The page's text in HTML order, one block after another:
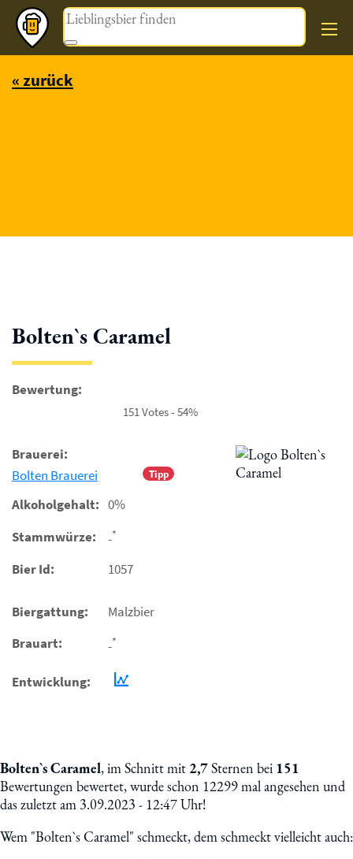
Magazin
« zurück
Bolten`s Caramel
Bewertung:
151 Votes - 54%
Brauerei:
Tipp
Bolten Brauerei
Alkoholgehalt: 0%
Stammwürze:
-*
Bier Id: 1057
Biergattung:
Malzbier
Brauart:
-*
Entwicklung:
Bolten`s Caramel, im Schnitt mit 2,7Sternen bei 151
Bewertungen bewertet, wurde schon 12299 mal angesehen und
das zuletzt am 3.09.2023 - 12:47 Uhr!
Wem "Bolten`s Caramel" schmeckt, dem schmeckt vielleicht auch: